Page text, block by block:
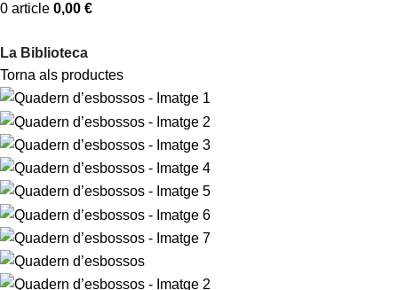
0 article 0,00 €
La Biblioteca
Torna als productes